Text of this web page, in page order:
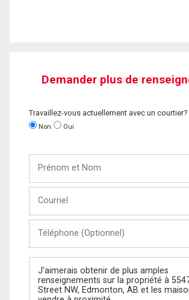
Demander plus de
Travaillez-vous actuellement avec un courtier?
Non Oui
Nom
(Optionnel)
Message